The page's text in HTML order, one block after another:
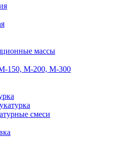
массы
150, М-200, М-300
смеси